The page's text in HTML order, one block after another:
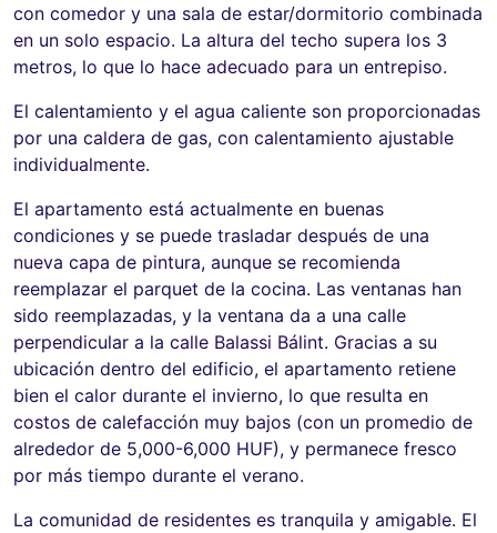
con comedor y una sala de estar/dormitorio combinada
en un solo espacio. La altura del techo supera los 3
metros, lo que lo hace adecuado para un entrepiso.
El calentamiento y el agua caliente son proporcionadas
por una caldera de gas, con calentamiento ajustable
individualmente.
El apartamento está actualmente en buenas
condiciones y se puede trasladar después de una
nueva capa de pintura, aunque se recomienda
reemplazar el parquet de la cocina. Las ventanas han
sido reemplazadas, y la ventana da a una calle
perpendicular a la calle Balassi Bálint. Gracias a su
ubicación dentro del edificio, el apartamento retiene
bien el calor durante el invierno, lo que resulta en
costos de calefacción muy bajos (con un promedio de
alrededor de 5,000-6,000 HUF), y permanece fresco
por más tiempo durante el verano.
La comunidad de residentes es tranquila y amigable. El